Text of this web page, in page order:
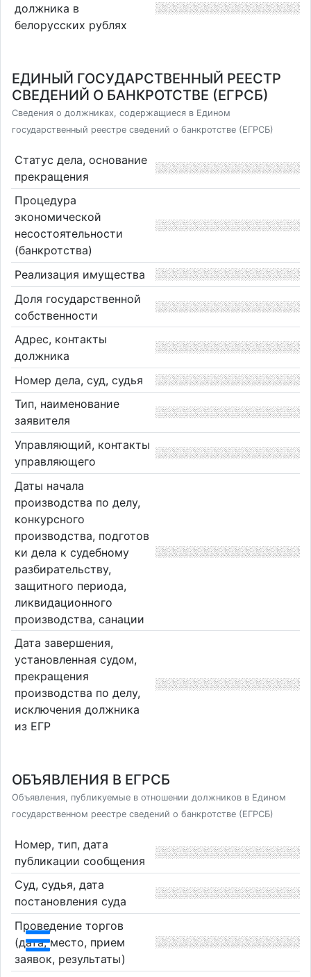
должника в
белорусских рублях
ЕДИНЫЙ ГОСУДАРСТВЕННЫЙ РЕЕСТР
СВЕДЕНИЙ О БАНКРОТСТВЕ (ЕГРСБ)
Сведения о должниках, содержащиеся в Едином
государственный реестре сведений о банкротстве (ЕГРСБ)
Статус дела, основание
прекращения
Процедура
экономической
несостоятельности
(банкротства)
Реализация имущества
Доля государственной
собственности
Адрес, контакты
должника
Номер дела, суд, судья
Тип, наименование
заявителя
Управляющий, контакты
управляющего
Даты начала
производства по делу,
конкурсного
производства, подготов
ки дела к судебному
разбирательству,
защитного периода,
ликвидационного
производства, санации
Дата завершения,
установленная судом,
прекращения
производства по делу,
исключения должника
из ЕГР
ОБЪЯВЛЕНИЯ В ЕГРСБ
Объявления, публикуемые в отношении должников в Едином
государственном реестре сведений о банкротстве (ЕГРСБ)
Номер, тип, дата
публикации сообщения
Суд, судья, дата
постановления суда
Проведение торгов
(дата, место, прием
заявок, результаты)